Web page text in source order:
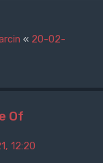
« 20-02-
Of
12:20